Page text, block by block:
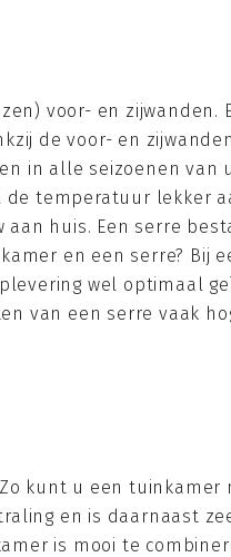
voor- en zijwanden.
de voor- en
in alle seizoenen van
temperatuur lekker
huis. Een serre
en een serre? Bij
wel optimaal
van een serre vaak
kunt u een tuinkamer
en is daarnaast
is mooi te